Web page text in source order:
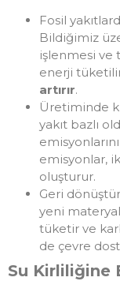
Fosil
Bildiğimiz
işlenmesi ve
enerji
artırır.
Üretiminde
yakıt bazlı
emisyonlar,
oluşturur.
Geri
yeni
tüketir ve
de çevre
Su Kirliliğine